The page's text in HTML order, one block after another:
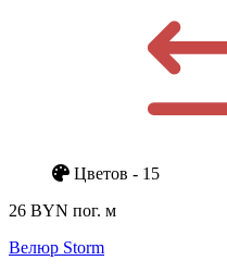
Цветов - 15
26 BYN пог. м
Велюр Storm